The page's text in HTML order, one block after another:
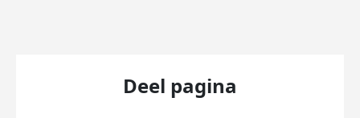
Deel pagina